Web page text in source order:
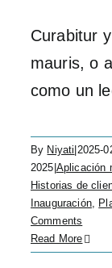
Curabitur
mauris, o
como un
By Niyati 2025-
2025 Aplicación
Historias de
Inauguración,
Comments
Read More